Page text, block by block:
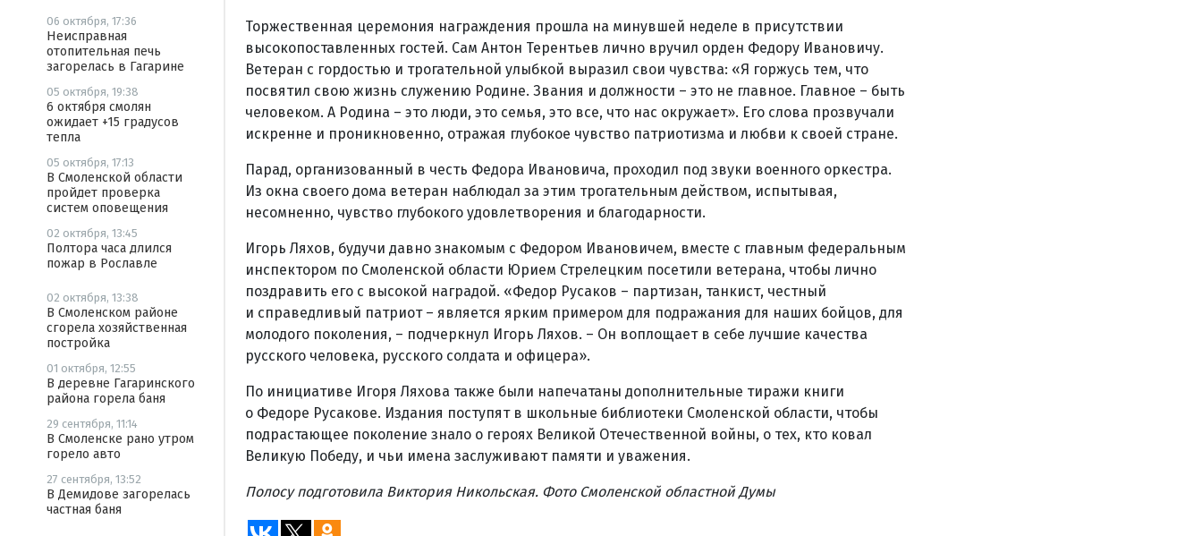
06 октября, 17:36
Неисправная
отопительная печь
загорелась в Гагарине
05 октября, 19:38
6 октября смолян
ожидает +15 градусов
тепла
05 октября, 17:13
В Смоленской области
пройдет проверка
систем оповещения
02 октября, 13:45
Полтора часа длился
пожар в Рославле
02 октября, 13:38
В Смоленском районе
сгорела хозяйственная
постройка
01 октября, 12:55
В деревне Гагаринского
района горела баня
29 сентября, 11:14
В Смоленске рано утром
горело авто
27 сентября, 13:52
В Демидове загорелась
частная баня
Торжественная церемония награждения прошла на минувшей неделе в присутствии
высокопоставленных гостей. Сам Антон Терентьев лично вручил орден Федору Ивановичу.
Ветеран с гордостью и трогательной улыбкой выразил свои чувства: «Я горжусь тем, что
посвятил свою жизнь служению Родине. Звания и должности – это не главное. Главное – быть
человеком. А Родина – это люди, это семья, это все, что нас окружает». Его слова прозвучали
искренне и проникновенно, отражая глубокое чувство патриотизма и любви к своей стране.
Парад, организованный в честь Федора Ивановича, проходил под звуки военного оркестра.
Из окна своего дома ветеран наблюдал за этим трогательным действом, испытывая,
несомненно, чувство глубокого удовлетворения и благодарности.
Игорь Ляхов, будучи давно знакомым с Федором Ивановичем, вместе с главным федеральным
инспектором по Смоленской области Юрием Стрелецким посетили ветерана, чтобы лично
поздравить его с высокой наградой. «Федор Русаков – партизан, танкист, честный
и справедливый патриот – является ярким примером для подражания для наших бойцов, для
молодого поколения, – подчеркнул Игорь Ляхов. – Он воплощает в себе лучшие качества
русского человека, русского солдата и офицера».
По инициативе Игоря Ляхова также были напечатаны дополнительные тиражи книги
о Федоре Русакове. Издания поступят в школьные библиотеки Смоленской области, чтобы
подрастающее поколение знало о героях Великой Отечественной вой­ны, о тех, кто ковал
Великую Победу, и чьи имена заслуживают памяти и уважения.
Полосу подготовила Виктория Никольская. Фото Смоленской областной Думы